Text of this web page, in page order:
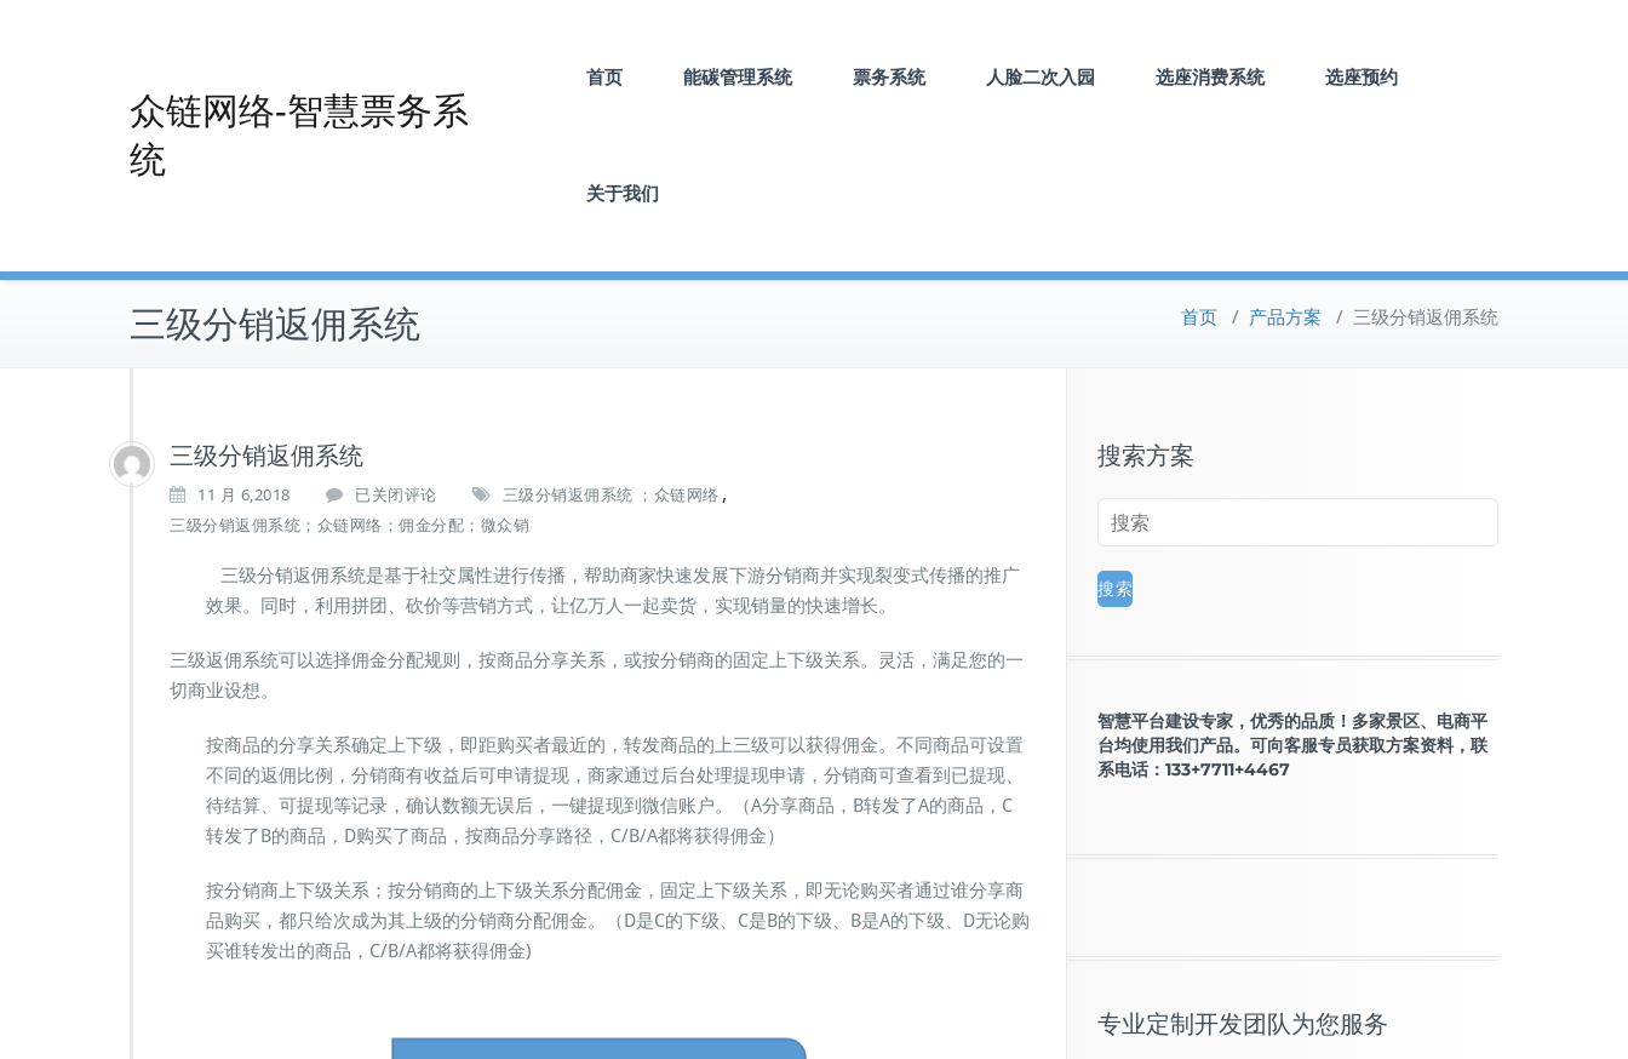
众链网络-智慧票务系
统
首页 能碳管理系统 票务系统 人脸二次入园 选座消费系统 选座预约
关于我们
三级分销返佣系统 首页 / 产品方案 / 三级分销返佣系统
三级分销返佣系统
11 月 6,2018
三
级
销
返
佣
统
已关闭评论 三级分销返佣系统 ；众链网络 ,
三级分销返佣系统；众链网络；佣金分配；微众销
三级分销返佣系统是基于社交属性进行传播，帮助商家快速发展下游分销商并实现裂变式传播的推广
效果。同时，利用拼团、砍价等营销方式，让亿万人一起卖货，实现销量的快速增长。
三级返佣系统可以选择佣金分配规则，按商品分享关系，或按分销商的固定上下级关系。灵活，满足您的一
切商业设想。
按商品的分享关系确定上下级，即距购买者最近的，转发商品的上三级可以获得佣金。不同商品可设置
不同的返佣比例，分销商有收益后可申请提现，商家通过后台处理提现申请，分销商可查看到已提现、
待结算、可提现等记录，确认数额无误后，一键提现到微信账户。（A分享商品，B转发了A的商品，C
转发了B的商品，D购买了商品，按商品分享路径，C/B/A都将获得佣金）
按分销商上下级关系；按分销商的上下级关系分配佣金，固定上下级关系，即无论购买者通过谁分享商
品购买，都只给次成为其上级的分销商分配佣金。（D是C的下级、C是B的下级、B是A的下级、D无论购
买谁转发出的商品，C/B/A都将获得佣金)
搜索方案
智慧平台建设专家，优秀的品质！多家景区、电商平
台均使用我们产品。可向客服专员获取方案资料，联
系电话：133+7711+4467
专业定制开发团队为您服务